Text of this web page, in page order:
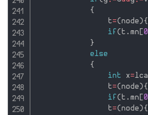
{
                t
=(node){
if (t . mn [0
}
else
{
int x=lca
                t
=(node){
if (t . mn [0
                t
=(node){